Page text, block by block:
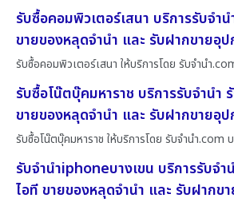
รับซื้อคอมพิวเตอร์เสนา บริการรับจำ
ขายของหลุดจำนำ และ รับฝากขายอุ
รับซื้อคอมพิวเตอร์เสนา ให้บริการโดย รับจํานํา
รับซื้อโน๊ตบุ๊คมหาราช บริการรับจำนำ
ขายของหลุดจำนำ และ รับฝากขายอุ
รับซื้อโน๊ตบุ๊คมหาราช ให้บริการโดย รับจํานํา.com
รับจำนำiphoneบางเขน บริการรับจ
ไอที ขายของหลุดจำนำ และ รับฝากข